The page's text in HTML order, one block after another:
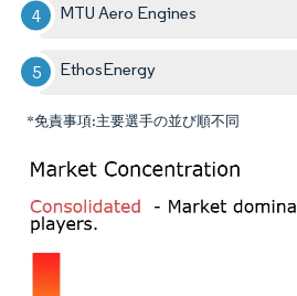
MTU Aero Engines
EthosEnergy
*免責事項:主要選手の並び順不同